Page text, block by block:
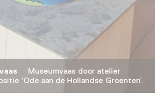
Museumvaas door atelier
‘Ode aan de Hollandse Groenten’.